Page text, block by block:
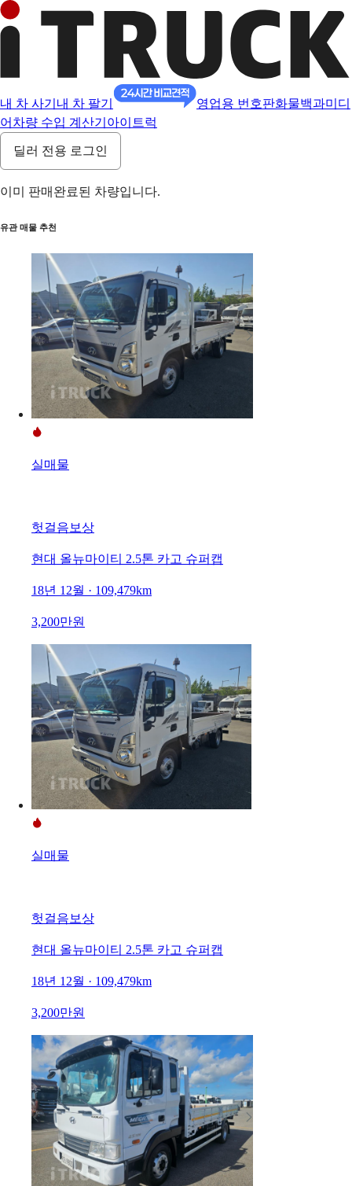
내 차 사기 내 차 팔기 영업용 번호판화물백과미디
어 차량 수입 계산기 아이트럭
딜러 전용 로그인
이미 판매완료된 차량입니다.
유관 매물 추천
실매물
헛걸음보상
현대 올뉴마이티 2.5톤 카고 슈퍼캡
18년 12월 · 109,479km
3,200만원
실매물
헛걸음보상
현대 올뉴마이티 2.5톤 카고 슈퍼캡
18년 12월 · 109,479km
3,200만원